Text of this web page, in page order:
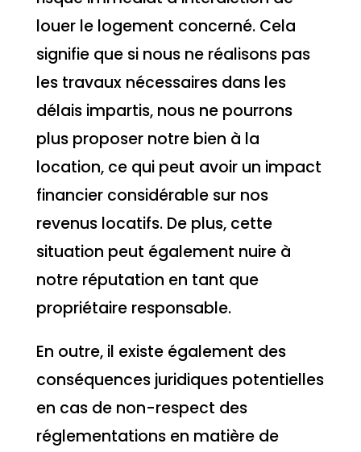
louer le logement concerné. Cela
signifie que si nous ne réalisons pas
les travaux nécessaires dans les
délais impartis, nous ne pourrons
plus proposer notre bien à la
location, ce qui peut avoir un impact
financier considérable sur nos
revenus locatifs. De plus, cette
situation peut également nuire à
notre réputation en tant que
propriétaire responsable.
En outre, il existe également des
conséquences juridiques potentielles
en cas de non-respect des
réglementations en matière de